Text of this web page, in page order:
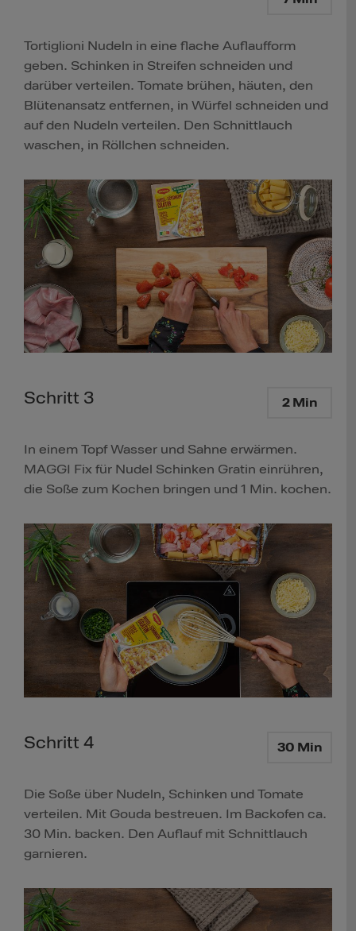
Tortiglioni Nudeln in eine flache Auflaufform
geben. Schinken in Streifen schneiden und
darüber verteilen. Tomate brühen, häuten, den
Blütenansatz entfernen, in Würfel schneiden und
auf den Nudeln verteilen. Den Schnittlauch
waschen, in Röllchen schneiden.
Schritt 3 2 Min
In einem Topf Wasser und Sahne erwärmen.
MAGGI Fix für Nudel Schinken Gratin einrühren,
die Soße zum Kochen bringen und 1 Min. kochen.
Schritt 4 30 Min
Die Soße über Nudeln, Schinken und Tomate
verteilen. Mit Gouda bestreuen. Im Backofen ca.
30 Min. backen. Den Auflauf mit Schnittlauch
garnieren.